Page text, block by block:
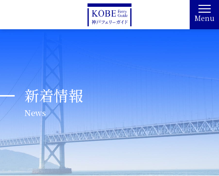
Menu
新着情報
News